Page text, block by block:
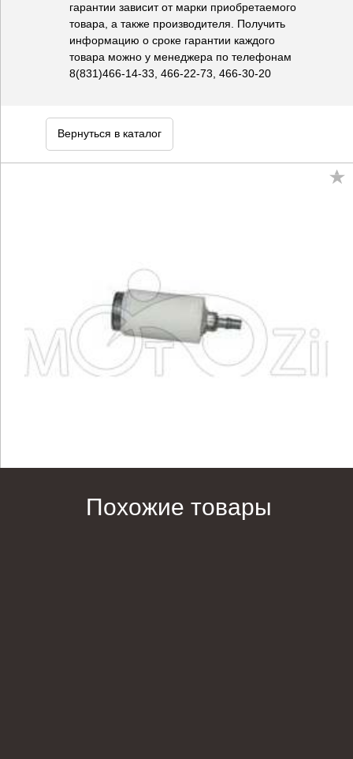
гарантии зависит от марки приобретаемого
товара, а также производителя. Получить
информацию о сроке гарантии каждого
товара можно у менеджера по телефонам
8(831)466-14-33, 466-22-73, 466-30-20
Вернуться в каталог
Похожие товары